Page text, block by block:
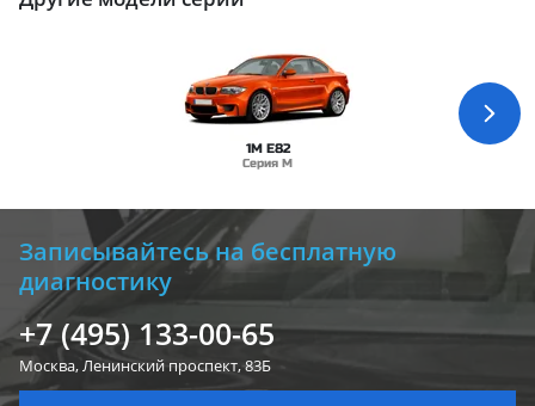
1M E82
Серия M
Записывайтесь на бесплатную
диагностику
+7 (495) 133-00-65
Москва, Ленинскийпроспект, 83Б